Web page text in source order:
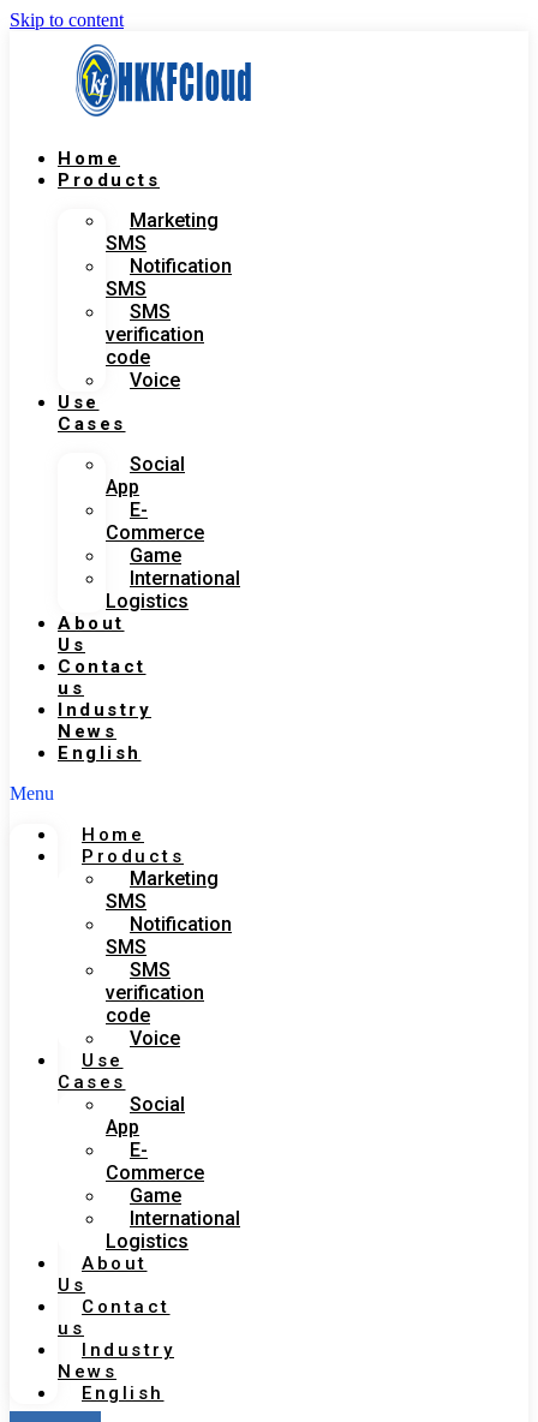
Skip to content
Home
Products
Marketing
SMS
Notification
SMS
SMS
verification
code
Voice
Use
Cases
Social
App
E-
Commerce
Game
International
Logistics
About
Us
Contact
us
Industry
News
English
Menu
Home
Products
Marketing
SMS
Notification
SMS
SMS
verification
code
Voice
Use
Cases
Social
App
E-
Commerce
Game
International
Logistics
About
Us
Contact
us
Industry
News
English